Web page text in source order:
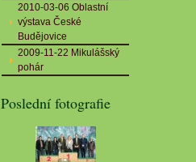
2010-03-06 Oblastní
výstava České
Budějovice
2009-11-22 Mikulášský
pohár
Poslední fotografie